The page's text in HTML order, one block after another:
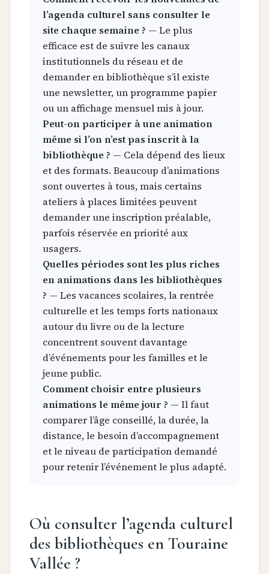
l’agenda culturel sans consulter le
site chaque semaine ? — Le plus
efficace est de suivre les canaux
institutionnels du réseau et de
demander en bibliothèque s’il existe
une newsletter, un programme papier
ou un affichage mensuel mis à jour.
Peut-on participer à une animation
même si l’on n’est pas inscrit à la
bibliothèque ? — Cela dépend des lieux
et des formats. Beaucoup d’animations
sont ouvertes à tous, mais certains
ateliers à places limitées peuvent
demander une inscription préalable,
parfois réservée en priorité aux
usagers.
Quelles périodes sont les plus riches
en animations dans les bibliothèques
? — Les vacances scolaires, la rentrée
culturelle et les temps forts nationaux
autour du livre ou de la lecture
concentrent souvent davantage
d’événements pour les familles et le
jeune public.
Comment choisir entre plusieurs
animations le même jour ? — Il faut
comparer l’âge conseillé, la durée, la
distance, le besoin d’accompagnement
et le niveau de participation demandé
pour retenir l’événement le plus adapté.
Où consulter l’agenda culturel
des bibliothèques en Touraine
Vallée ?